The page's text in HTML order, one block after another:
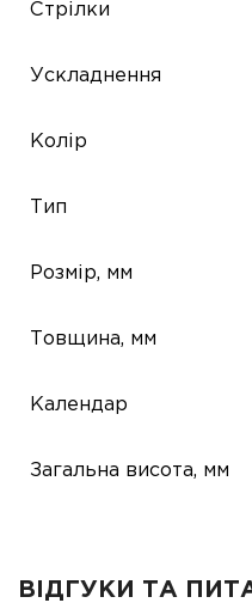
Стрілки
Ускладнення
Колір
Тип
Розмір, мм
Товщина, мм
Календар
Загальна висота, мм
ВІДГУКИ ТА